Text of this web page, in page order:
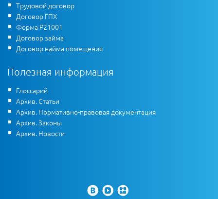
Трудовой договор
Договор ГПХ
Форма Р21001
Договор займа
Договор найма помещения
Полезная информация
Глоссарий
Архив. Статьи
Архив. Нормативно-правовая документация
Архив. Законы
Архив. Новости